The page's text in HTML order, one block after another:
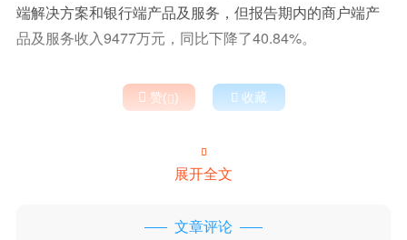
端解决方案和银行端产品及服务，但报告期内的商户端产
品及服务收入9477万元，同比下降了40.84%。
 赞()  收藏

展开全文
文章评论